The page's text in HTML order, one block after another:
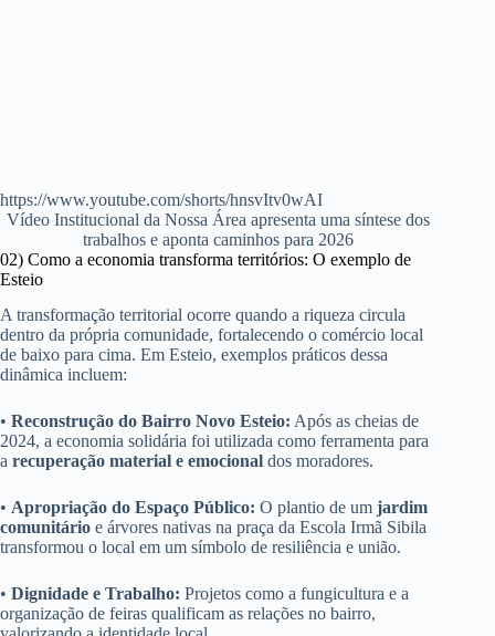
https://www.youtube.com/shorts/hnsvItv0wAI
Vídeo Institucional da Nossa Área apresenta uma síntese dos
trabalhos e aponta caminhos para 2026
02) Como a economia transforma territórios: O exemplo de
Esteio
A transformação territorial ocorre quando a riqueza circula
dentro da própria comunidade, fortalecendo o comércio local
de baixo para cima. Em Esteio, exemplos práticos dessa
dinâmica incluem:
• Reconstrução do Bairro Novo Esteio: Após as cheias de
2024, a economia solidária foi utilizada como ferramenta para
a recuperação material e emocional dos moradores.
• Apropriação do Espaço Público: O plantio de um jardim
comunitário e árvores nativas na praça da Escola Irmã Sibila
transformou o local em um símbolo de resiliência e união.
• Dignidade e Trabalho: Projetos como a fungicultura e a
organização de feiras qualificam as relações no bairro,